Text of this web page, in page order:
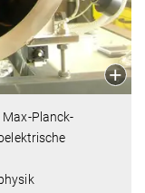
Max-Planck-